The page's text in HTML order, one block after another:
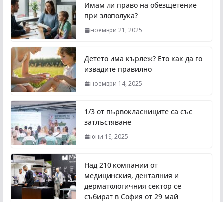
Имам ли право на обезщетение
при злополука?
ноември 21, 2025
Детето има кърлеж? Ето как да го
извадите правилно
ноември 14, 2025
1/3 от първокласниците са със
затлъстяване
юни 19, 2025
Над 210 компании от
медицинския, денталния и
дерматологичния сектор се
събират в София от 29 май